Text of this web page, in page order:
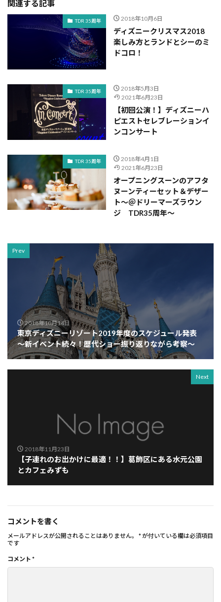
関連する記事
TDR 35周年 2018年10月6日
ディズニークリスマス2018
楽しみ方とランドとシーのミ
ドコロ！
TDR 35周年
2018年5月3日
2021年6月23日
【初回公演！】ディズニーハ
ピエストセレブレーションイ
ンコンサート
TDR 35周年
2018年4月1日
2021年6月23日
オープニングスーンのアフタ
ヌーンティーセット＆デザー
ト～＠ドリーマーズラウン
ジ TDR35周年～
Prev
2018年10月14日
東京ディズニーリゾート2019年度のスケジュール発表
～新イベント続々！歴代ショー振り返りながら考察～
Next
2018年11月23日
【子連れのお出かけに最適！！】葛飾区にある水元公園
とカフェみずも
コメントを書く
メールアドレスが公開されることはありません。 *が付いている欄は必須項目
です
コメント *